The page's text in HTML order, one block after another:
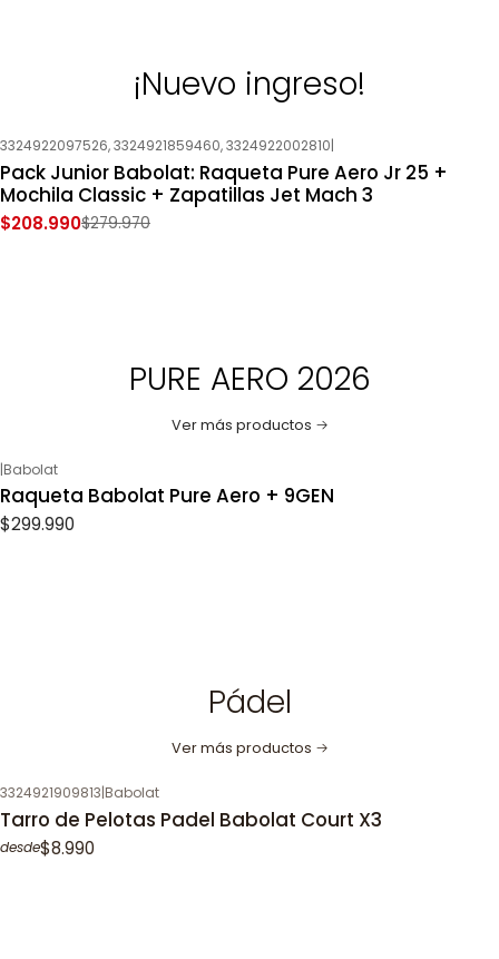
¡Nuevo ingreso!
-25% OFF
Nuevo
3324922097526, 3324921859460, 3324922002810|
Pack Junior Babolat: Raqueta Pure Aero Jr 25 +
Mochila Classic + Zapatillas Jet Mach 3
$208.990$279.970
PURE AERO 2026
Ver más productos
|Babolat
Raqueta Babolat Pure Aero + 9GEN
$299.990
Pádel
Ver más productos
3324921909813|Babolat
Tarro de Pelotas Padel Babolat Court X3
desde$8.990